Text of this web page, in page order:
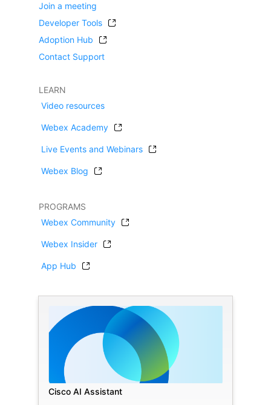
Join a meeting
Developer Tools
Adoption Hub
Contact Support
LEARN
Video resources
Webex Academy
Live Events and Webinars
Webex Blog
PROGRAMS
Webex Community
Webex Insider
App Hub
Cisco AI Assistant